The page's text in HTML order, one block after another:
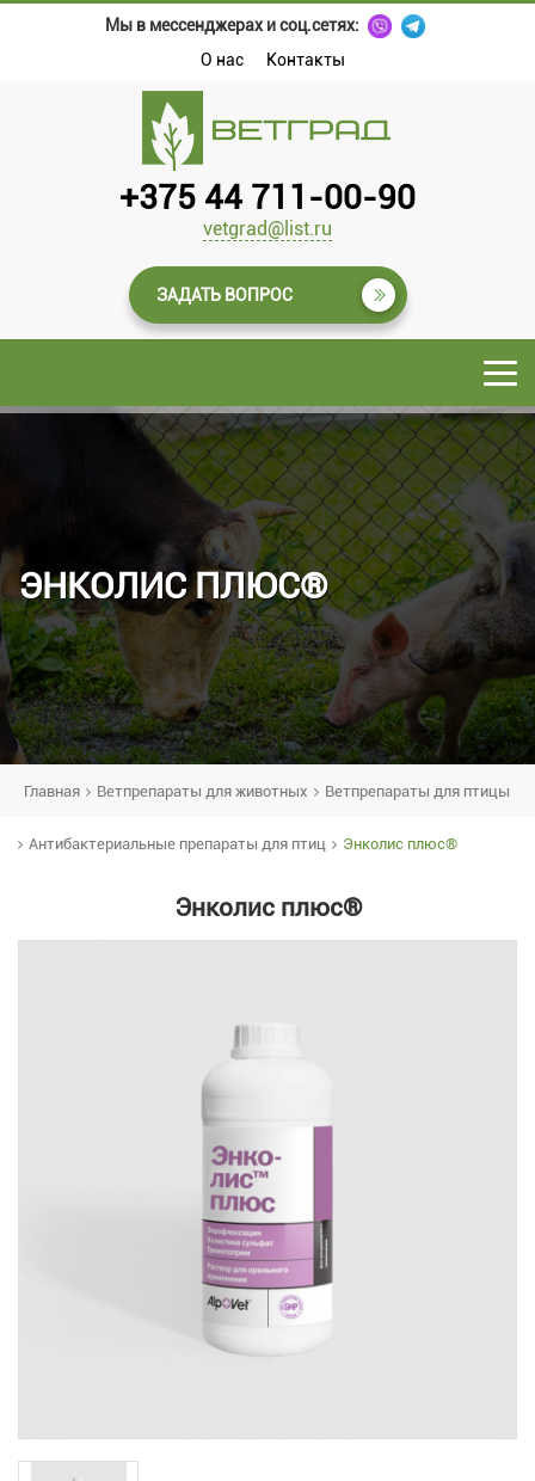
Мы в мессенджерах и соц.сетях:
О нас
Контакты
+375 44 711-00-90
vetgrad@list.ru
ЗАДАТЬ ВОПРОС
ЭНКОЛИС ПЛЮС®
Главная Ветпрепараты для животных Ветпрепараты для птицы
Антибактериальные препараты для птиц Энколис плюс®
Энколис плюс®